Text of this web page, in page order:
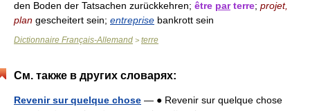
den Boden der Tatsachen zurückkehren; être parterre; projet,
plan gescheitert sein; entreprise bankrott sein
Dictionnaire Français-Allemand > terre
См. также в других словарях:
Revenir sur quelque chose — ● Revenir sur quelque chose